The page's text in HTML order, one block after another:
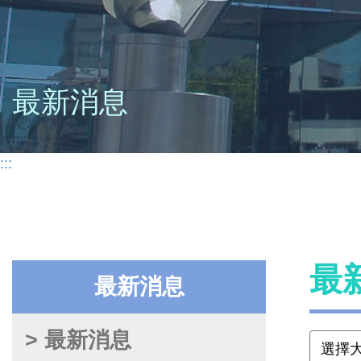
最新消息
:::
最新消息
> 最新消息
最